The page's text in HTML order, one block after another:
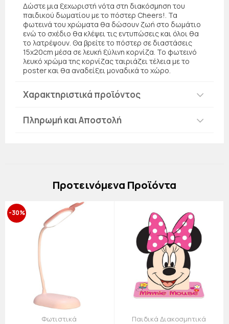
Δώστε μια ξεχωριστή νότα στη διακόσμηση του
παιδικού δωματίου με το πόστερ Cheers!. Τα
φωτεινά του χρώματα θα δώσουν ζωή στο δωμάτιο
ενώ το σχέδιο θα κλέψει τις εντυπώσεις και όλοι θα
το λατρέψουν. Θα βρείτε το πόστερ σε διαστάσεις
15x20cm μέσα σε λευκή ξύλινη κορνίζα. Το φωτεινό
λευκό χρώμα της κορνίζας ταιριάζει τέλεια με το
poster και θα αναδείξει μοναδικά το χώρο.
Χαρακτηριστικά προϊόντος
Πληρωμή και Αποστολή
Πρoτεινόμενα Προϊόντα
-30%
Φωτιστικά Παιδικά Διακοσμητικά